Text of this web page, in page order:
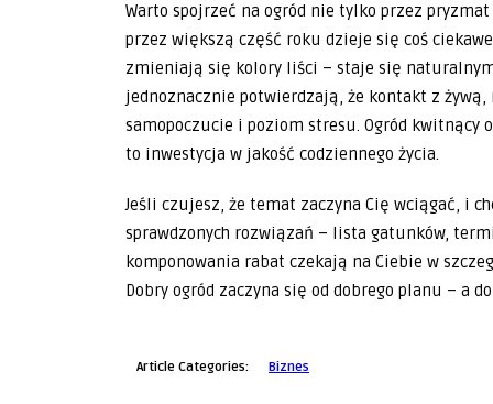
Warto spojrzeć na ogród nie tylko przez
przez większą część roku dzieje się coś
zmieniają się kolory liści – staje się
jednoznacznie potwierdzają, że kontakt z żywą,
samopoczucie i poziom stresu. Ogród kwitnący
to inwestycja w jakość codziennego życia.
Jeśli czujesz, że temat zaczyna Cię wciągać, i
sprawdzonych rozwiązań – lista gatunków,
komponowania rabat czekają na Ciebie w
Dobry ogród zaczyna się od dobrego planu – a
Article Categories: Biznes